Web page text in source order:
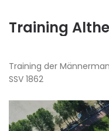
Training
Training der
SSV 1862